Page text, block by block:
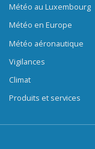
Météo au Luxembourg
Météo en Europe
Météo aéronautique
Vigilances
Climat
Produits et services